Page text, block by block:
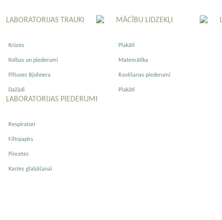
LABORATORIJAS TRAUKI
Krūzes
Kolbas un piederumi
Piltuves Bjuhnera
Dažādi
MĀCĪBU LIDZEKĻI
Plakāti
Matemātika
Rasēšanas piederumi
Plakāti
LABORATORIJAS PIEDERUMI
Respiratori
Filtrpapīrs
Pincetes
Kastes glabāšanai